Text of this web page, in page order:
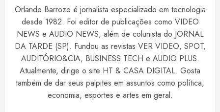
Orlando Barrozo é jornalista especializado em tecnologia
desde 1982. Foi editor de publicações como VIDEO
NEWS e AUDIO NEWS, além de colunista do JORNAL
DA TARDE (SP). Fundou as revistas VER VIDEO, SPOT,
AUDITÓRIO&CIA, BUSINESS TECH e AUDIO PLUS.
Atualmente, dirige o site HT & CASA DIGITAL. Gosta
também de dar seus palpites em assuntos como política,
economia, esportes e artes em geral.